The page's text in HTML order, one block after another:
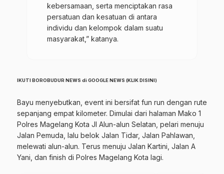
kebersamaan, serta menciptakan rasa
persatuan dan kesatuan di antara
individu dan kelompok dalam suatu
masyarakat,” katanya.
IKUTI BOROBUDUR NEWS di GOOGLE NEWS (KLIK DISINI)
Bayu menyebutkan, event ini bersifat fun run dengan rute
sepanjang empat kilometer. Dimulai dari halaman Mako 1
Polres Magelang Kota Jl Alun-alun Selatan, pelari menuju
Jalan Pemuda, lalu belok Jalan Tidar, Jalan Pahlawan,
melewati alun-alun. Terus menuju Jalan Kartini, Jalan A
Yani, dan finish di Polres Magelang Kota lagi.